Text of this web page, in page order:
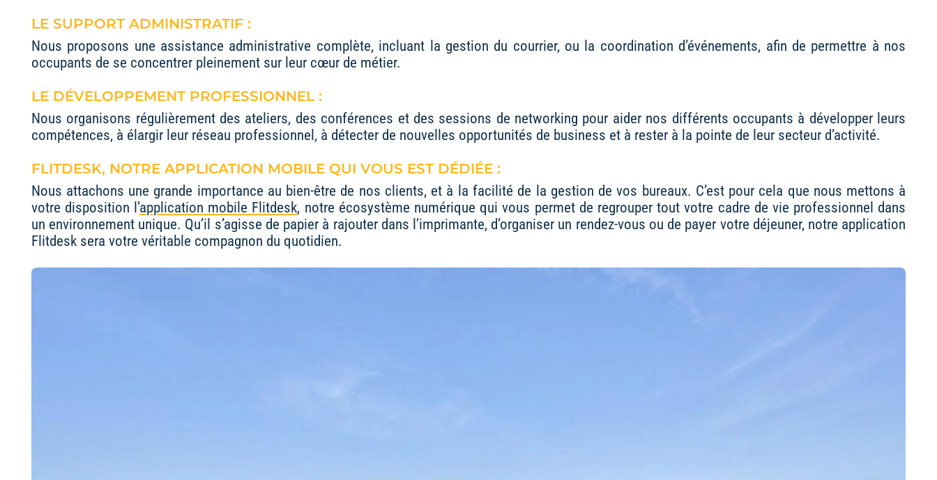
LE SUPPORT ADMINISTRATIF :
Nous proposons une assistance administrative complète, incluant la gestion du courrier, ou la coordination d’événements, afin de permettre à nos
occupants de se concentrer pleinement sur leur cœur de métier.
LE DÉVELOPPEMENT PROFESSIONNEL :
Nous organisons régulièrement des ateliers, des conférences et des sessions de networking pour aider nos différents occupants à développer leurs
compétences, à élargir leur réseau professionnel, à détecter de nouvelles opportunités de business et à rester à la pointe de leur secteur d’activité.
FLITDESK, NOTRE APPLICATION MOBILE QUI VOUS EST DÉDIÉE :
Nous attachons une grande importance au bien-être de nos clients, et à la facilité de la gestion de vos bureaux. C’est pour cela que nous mettons à
votre disposition l’application mobile Flitdesk, notre écosystème numérique qui vous permet de regrouper tout votre cadre de vie professionnel dans
un environnement unique. Qu’il s’agisse de papier à rajouter dans l’imprimante, d’organiser un rendez-vous ou de payer votre déjeuner, notre application
Flitdesk sera votre véritable compagnon du quotidien.